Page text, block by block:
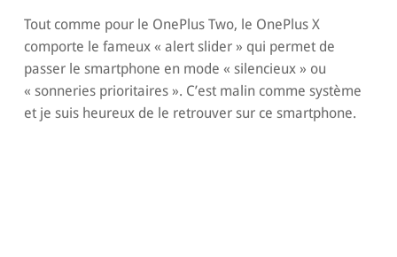
Tout comme pour le OnePlus Two, le OnePlus X
comporte le fameux « alert slider » qui permet de
passer le smartphone en mode « silencieux » ou
« sonneries prioritaires ». C’est malin comme système
et je suis heureux de le retrouver sur ce smartphone.